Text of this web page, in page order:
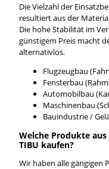
Die Vielzahl der
resultiert aus der
Die hohe Stabilität im
günstigem Preis macht
alternativlos.
Flugzeugbau
Fensterbau
Automobilbau
Maschinenbau
Bauindustrie /
Welche Produkte
TIBU kaufen?
Wir haben alle